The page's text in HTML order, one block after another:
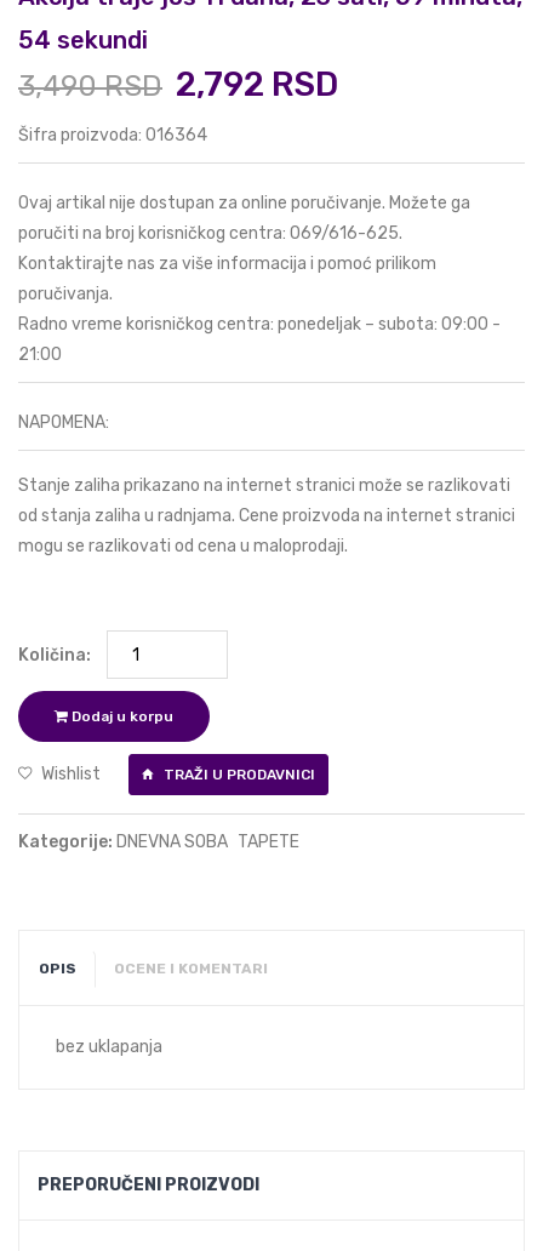
53 sekundi
3,490 RSD 2,792 RSD
Šifra proizvoda: 016364
Ovaj artikal nije dostupan za online poručivanje. Možete ga
poručiti na broj korisničkog centra: 069/616-625.
Kontaktirajte nas za više informacija i pomoć prilikom
poručivanja.
Radno vreme korisničkog centra: ponedeljak – subota: 09:00 -
21:00
NAPOMENA:
Stanje zaliha prikazano na internet stranici može se razlikovati
od stanja zaliha u radnjama. Cene proizvoda na internet stranici
mogu se razlikovati od cena u maloprodaji.
Količina:
Dodaj u korpu
Wishlist TRAŽI U PRODAVNICI
Kategorije: DNEVNA SOBA TAPETE
OPIS OCENE I KOMENTARI
bez uklapanja
PREPORUČENI PROIZVODI